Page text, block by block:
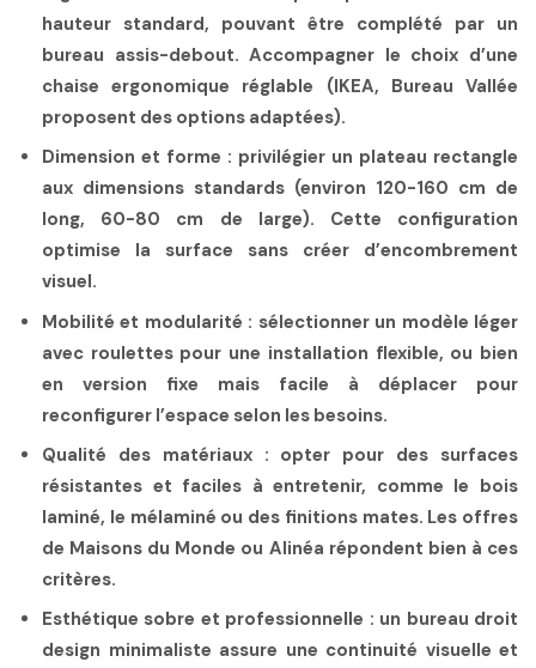
hauteur standard, pouvant être complété par un
bureau assis-debout. Accompagner le choix d’une
chaise ergonomique réglable (IKEA, Bureau Vallée
proposent des options adaptées).
Dimension et forme : privilégier un plateau rectangle
aux dimensions standards (environ 120-160 cm de
long, 60-80 cm de large). Cette configuration
optimise la surface sans créer d’encombrement
visuel.
Mobilité et modularité : sélectionner un modèle léger
avec roulettes pour une installation flexible, ou bien
en version fixe mais facile à déplacer pour
reconfigurer l’espace selon les besoins.
Qualité des matériaux: opter pour des surfaces
résistantes et faciles à entretenir, comme le bois
laminé, le mélaminé ou des finitions mates. Les offres
de Maisons du Monde ou Alinéa répondent bien à ces
critères.
Esthétique sobre et professionnelle : un bureau droit
design minimaliste assure une continuité visuelle et